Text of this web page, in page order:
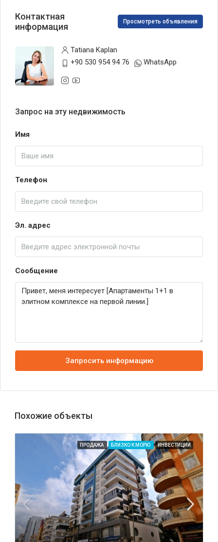
Контактная
информация
Просмотреть объявления
Tatiana Kaplan
+90 530 954 94 76
WhatsApp
Запрос на эту недвижимость
Имя
Телефон
Эл. адрес
Сообщение
Запросить информацию
Похожие объекты
ПРОДАЖА БЛИЗКО К МОРЮ ИНВЕСТИЦИИ